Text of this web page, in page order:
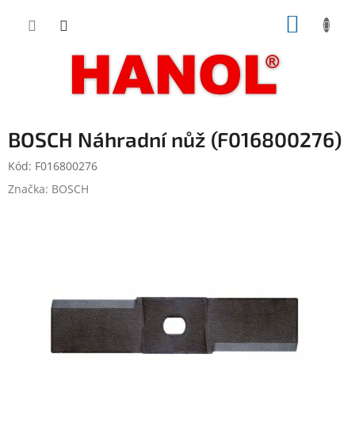
BOSCH Náhradní nůž (F016800276)
Kód: F016800276
Značka: BOSCH